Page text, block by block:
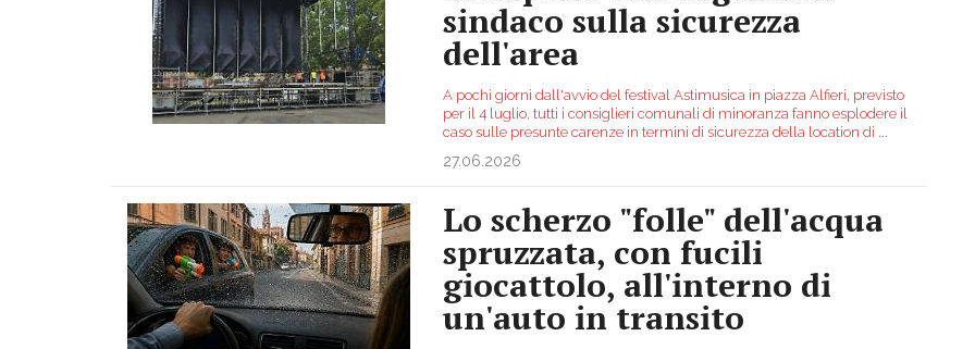
sindaco sulla sicurezza
dell'area
A pochi giorni dall'avvio del festival Astimusica in piazza Alfieri, previsto
per il 4 luglio, tutti i consiglieri comunali di minoranza fanno esplodere il
caso sulle presunte carenze in termini di sicurezza della location di
27.06.2026
Lo scherzo "folle" dell'acqua
spruzzata, con fucili
giocattolo, all'interno di
un'auto in transito